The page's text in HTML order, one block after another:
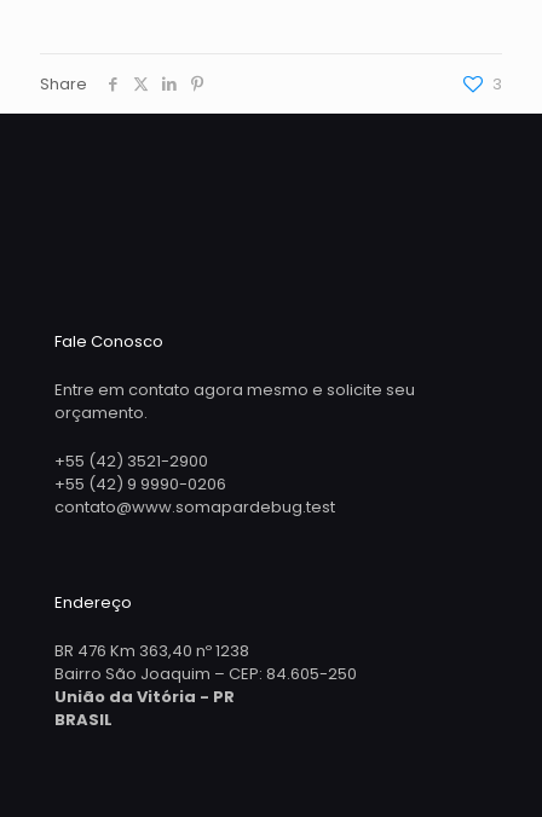
Share 3
Fale Conosco
Entre em contato agora mesmo e solicite seu
orçamento.
+55 (42) 3521-2900
+55 (42) 9 9990-0206
contato@www.somapardebug.test
Endereço
BR 476 Km 363,40 nº 1238
Bairro São Joaquim – CEP: 84.605-250
União da Vitória - PR
BRASIL